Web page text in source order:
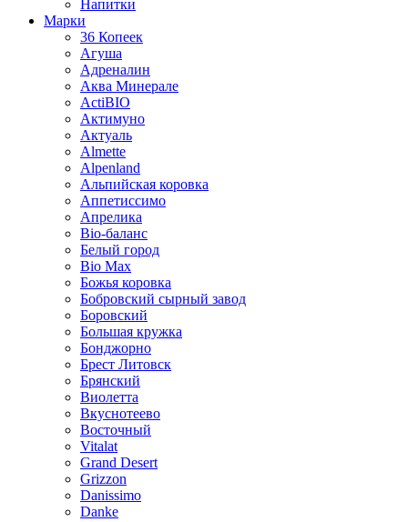
Напитки
Марки
36 Копеек
Агуша
Адреналин
Аква Минерале
ActiBIO
Актимуно
Актуаль
Almette
Alpenland
Альпийская коровка
Аппетиссимо
Апрелика
Bio-баланс
Белый город
Bio Max
Божья коровка
Бобровский сырный завод
Боровский
Большая кружка
Бонджорно
Брест Литовск
Брянский
Виолетта
Вкуснотеево
Восточный
Vitalat
Grand Desert
Grizzon
Danissimo
Danke